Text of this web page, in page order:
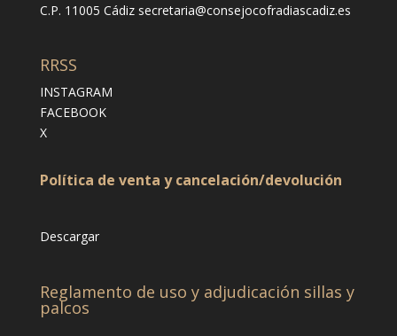
C.P. 11005 Cádiz secretaria@consejocofradiascadiz.es
RRSS
INSTAGRAM
FACEBOOK
X
Política de venta y cancelación/devolución
Descargar
Reglamento de uso y adjudicación sillas y
palcos